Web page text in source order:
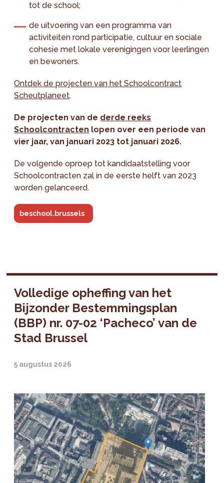
tot de school;
de uitvoering van een programma van
activiteiten rond participatie, cultuur en sociale
cohesie met lokale verenigingen voor leerlingen
en bewoners.
Ontdek de projecten van het Schoolcontract
Scheutplaneet.
De projecten van de derde reeks
Schoolcontracten lopen over een periode van
vier jaar, van januari 2023 tot januari 2026.
De volgende oproep tot kandidaatstelling voor
Schoolcontracten zal in de eerste helft van 2023
worden gelanceerd.
beschool.brussels
Volledige opheffing van het
Bijzonder Bestemmingsplan
(BBP) nr. 07-02 ‘Pacheco’ van de
Stad Brussel
5 augustus 2026